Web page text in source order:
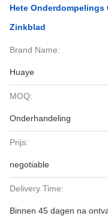
Hete Onderdompelings
Zinkblad
Brand Name:
Huaye
MOQ:
Onderhandeling
Prijs:
negotiable
Delivery Time:
Binnen 45 dagen na